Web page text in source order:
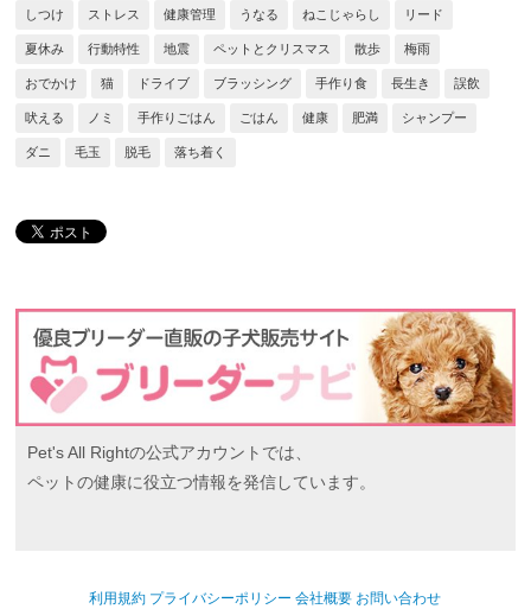
しつけ ストレス 健康管理 うなる ねこじゃらし リード
夏休み 行動特性 地震 ペットとクリスマス 散歩 梅雨
おでかけ 猫 ドライブ ブラッシング 手作り食 長生き 誤飲
吠える ノミ 手作りごはん ごはん 健康 肥満 シャンプー
ダニ 毛玉 脱毛 落ち着く
Pet's All Rightの公式アカウントでは、
ペットの健康に役立つ情報を発信しています。
利用規約 プライバシーポリシー 会社概要 お問い合わせ